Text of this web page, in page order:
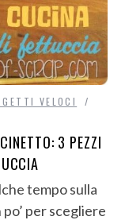
VELOCI
3 PEZZI
tempo sulla
per scegliere